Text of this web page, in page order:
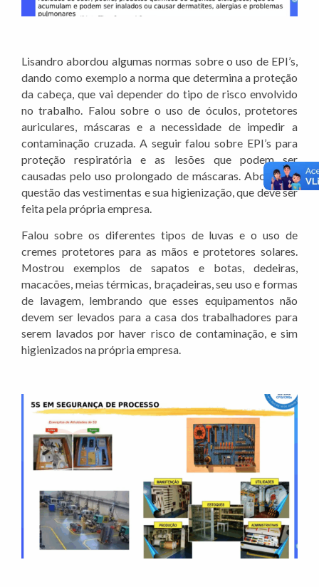
Lisandro abordou algumas normas sobre o uso de EPI’s,
dando como exemplo a norma que determina a proteção
da cabeça, que vai depender do tipo de risco envolvido
no trabalho. Falou sobre o uso de óculos, protetores
auriculares, máscaras e a necessidade de impedir a
contaminação cruzada. A seguir falou sobre EPI’s para
proteção respiratória e as lesões que podem ser
causadas pelo uso prolongado de máscaras. Abordou a
questão das vestimentas e sua higienização, que deve ser
feita pela própria empresa.
Falou sobre os diferentes tipos de luvas e o uso de
cremes protetores para as mãos e protetores solares.
Mostrou exemplos de sapatos e botas, dedeiras,
macacões, meias térmicas, braçadeiras, seu uso e formas
de lavagem, lembrando que esses equipamentos não
devem ser levados para a casa dos trabalhadores para
serem lavados por haver risco de contaminação, e sim
higienizados na própria empresa.